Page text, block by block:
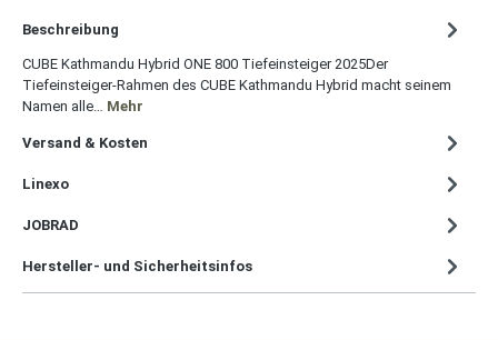
Beschreibung
CUBE Kathmandu Hybrid ONE 800 Tiefeinsteiger 2025Der
Tiefeinsteiger-Rahmen des CUBE Kathmandu Hybrid macht seinem
Namen alle… Mehr
Versand & Kosten
Linexo
JOBRAD
Hersteller- und Sicherheitsinfos